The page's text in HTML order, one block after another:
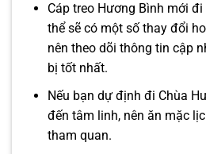
Cáp treo Hương Bình mới
thể sẽ có một số thay đổi
nên theo dõi thông tin cập
bị tốt nhất.
Nếu bạn dự định đi Chùa
đến tâm linh, nên ăn mặc
tham quan.